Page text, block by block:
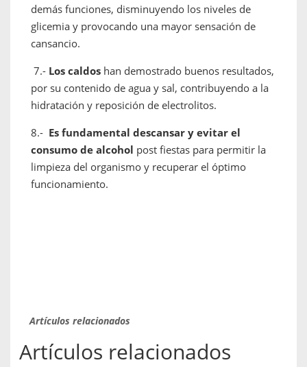
demás funciones, disminuyendo los niveles de
glicemia y provocando una mayor sensación de
cansancio.
7.- Los caldos han demostrado buenos resultados,
por su contenido de agua y sal, contribuyendo a la
hidratación y reposición de electrolitos.
8.- Es fundamental descansar y evitar el
consumo de alcohol post fiestas para permitir la
limpieza del organismo y recuperar el óptimo
funcionamiento.
Artículos relacionados
Artículos relacionados